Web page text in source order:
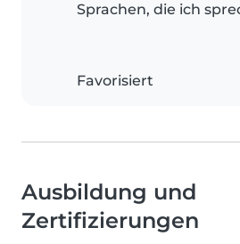
Sprachen, die ich
Favorisiert
Ausbildung und
Zertifizierungen